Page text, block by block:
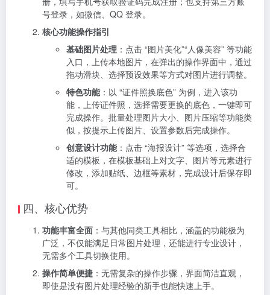
号登录，如微信、QQ 登录。
核心功能操作指引
基础图片处理 ：点击 “图片美化”“人像美容” 等功能
入口，上传本地图片，在弹出的操作界面中，通过
拖动滑块、选择预设效果等方式对图片进行调整。
特色功能：以 “证件照换底色” 为例，进入该功
能，上传证件照，选择需要更换的底色，一键即可
完成操作。批量处理图片大小、图片压缩等功能类
似，按提示上传图片、设置参数后完成操作。
创意设计功能：点击 “海报设计” 等选项，选择合
适的模板，在模板基础上对文字、图片等元素进行
修改，添加贴纸、边框等素材，完成设计后保存即
可。
四、核心优势
功能丰富全面 ：与其他同类工具相比，涵盖的功能极为
广泛，不仅能满足日常图片处理，还能进行专业设计，
无需多个工具切换使用。
操作简单便捷 ：无需复杂的操作步骤，界面简洁直观，
即使是没有图片处理经验的新手也能快速上手。